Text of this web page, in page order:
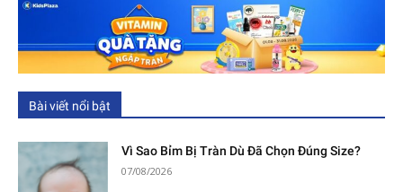
Bài viết nổi bật
Vì Sao Bỉm Bị Tràn Dù Đã Chọn Đúng Size?
07/08/2026